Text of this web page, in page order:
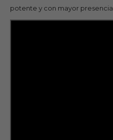
potente y con mayor presencia.